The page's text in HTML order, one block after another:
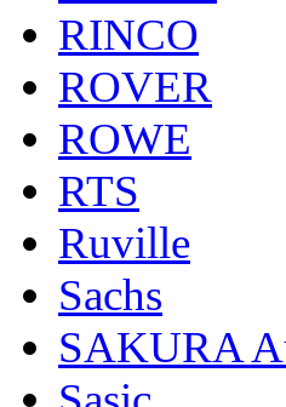
RINCO
ROVER
ROWE
RTS
Ruville
Sachs
SAKURA